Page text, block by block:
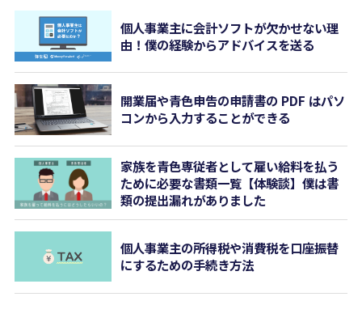
個人事業主に会計ソフトが欠かせない理
由！僕の経験からアドバイスを送る
開業届や青色申告の申請書の PDF はパソ
コンから入力することができる
家族を青色専従者として雇い給料を払う
ために必要な書類一覧【体験談】僕は書
類の提出漏れがありました
個人事業主の所得税や消費税を口座振替
にするための手続き方法